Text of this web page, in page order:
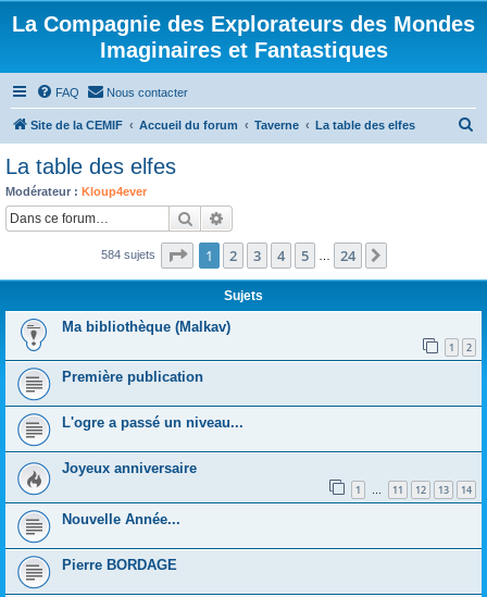
La Compagnie des Explorateurs des Mondes
Imaginaires et Fantastiques
FAQ Nous contacter
Site de la CEMIF Accueil du forum Taverne La table des elfes
c
r
La table des elfes
Modérateur : Kloup4ever
Rechercher
584 sujets Page 1sur24
1 2 3 4 5 24
Sujets
Ma bibliothèque (Malkav)
1 2
Première publication
L'ogre a passé un niveau...
Joyeux anniversaire
1 … 11 12 13 14
Nouvelle Année...
Pierre BORDAGE